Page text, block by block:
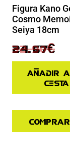
Figura Kano
Cosmo
Seiya 18cm
32.90€
24.67€
Añadir
cesta